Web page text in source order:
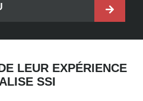
LEUR EXPÉRIENCE
SSI